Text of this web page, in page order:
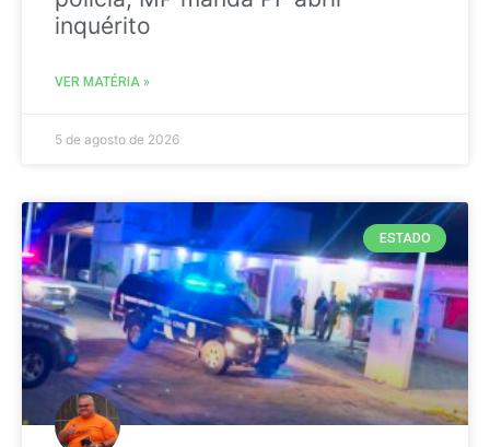
inquérito
VER MATÉRIA »
5 de agosto de 2026
ESTADO